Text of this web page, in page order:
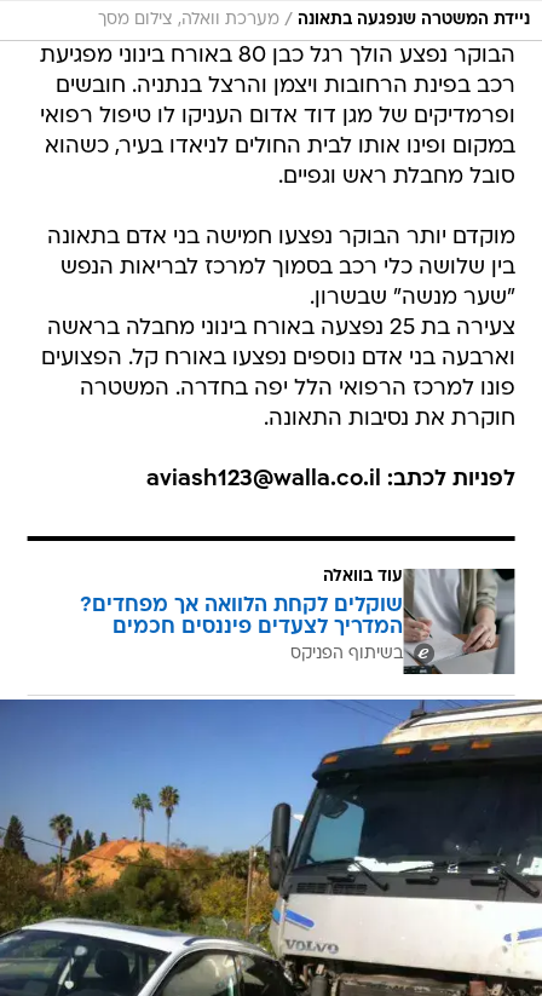
ניידת המשטרה שנפגעה בתאונה / מערכת וואלה, צילום מסך
הבוקר נפצע הולך רגל כבן 80 באורח בינוני מפגיעת
רכב בפינת הרחובות ויצמן והרצל בנתניה. חובשים
ופרמדיקים של מגן דוד אדום העניקו לו טיפול רפואי
במקום ופינו אותו לבית החולים לניאדו בעיר, כשהוא
סובל מחבלת ראש וגפיים.
מוקדם יותר הבוקר נפצעו חמישה בני אדם בתאונה
בין שלושה כלי רכב בסמוך למרכז לבריאות הנפש
"שער מנשה" שבשרון.
צעירה בת 25 נפצעה באורח בינוני מחבלה בראשה
וארבעה בני אדם נוספים נפצעו באורח קל. הפצועים
פונו למרכז הרפואי הלל יפה בחדרה. המשטרה
חוקרת את נסיבות התאונה.
לפניות לכתב: aviash123@walla.co.il
עוד בוואלה
שוקלים לקחת הלוואה אך מפחדים?
המדריך לצעדים פיננסים חכמים
בשיתוף הפניקס